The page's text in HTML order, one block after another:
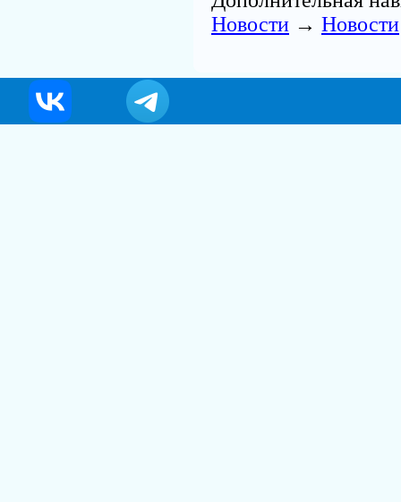
Новости → Новости